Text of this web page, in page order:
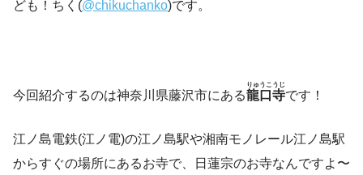
ども！ちく(@chikuchanko)です。
今回紹介するのは神奈川県藤沢市にある龍口寺
りゅうこうじ
です！
江ノ島電鉄(江ノ電)の江ノ島駅や湘南モノレール江ノ島駅
からすぐの場所にあるお寺で、日蓮宗のお寺なんですよ〜